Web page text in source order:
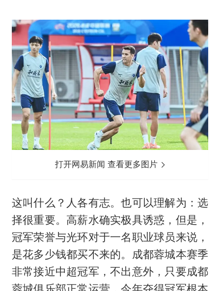
打开网易新闻 查看更多图片
这叫什么？人各有志。也可以理解为：选
择很重要。高薪水确实极具诱惑，但是，
冠军荣誉与光环对于一名职业球员来说，
是花多少钱都买不来的。成都蓉城本赛季
非常接近中超冠军，不出意外，只要成都